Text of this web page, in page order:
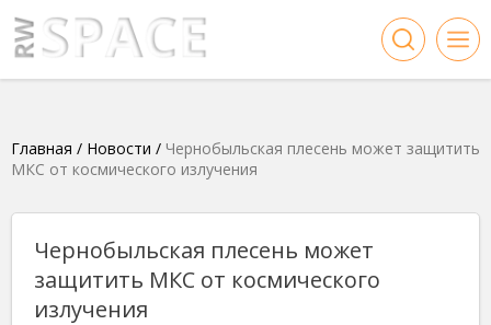
Главная / Новости / Чернобыльская плесень может защитить
МКС от космического излучения
Чернобыльская плесень может
защитить МКС от космического
излучения